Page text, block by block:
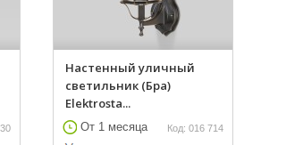
Настенный уличный
светильник (Бра)
Elektrosta...
От 1 месяца Код: 016 714